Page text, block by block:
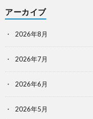
アーカイブ
2026年8月
2026年7月
2026年6月
2026年5月